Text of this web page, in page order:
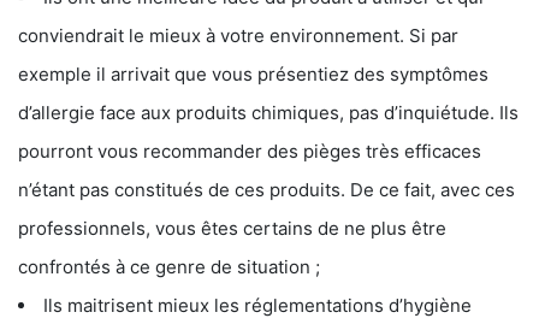
conviendrait le mieux à votre environnement. Si par
exemple il arrivait que vous présentiez des symptômes
d’allergie face aux produits chimiques, pas d’inquiétude. Ils
pourront vous recommander des pièges très efficaces
n’étant pas constitués de ces produits. De ce fait, avec ces
professionnels, vous êtes certains de ne plus être
confrontés à ce genre de situation ;
Ils maitrisent mieux les réglementations d’hygiène